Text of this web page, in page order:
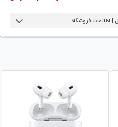
| اطلاعات فروشگاه